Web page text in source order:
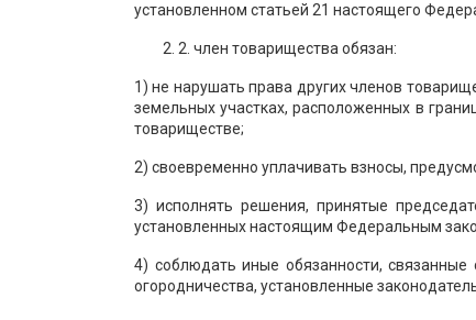
установленном статьей 21 настоящего
2. член товарищества обязан:
1) не нарушать права других членов
земельных участках, расположенных в
товариществе;
2) своевременно уплачивать взносы,
3) исполнять решения, принятые
установленных настоящим Федеральным
4) соблюдать иные обязанности, связанные
огородничества, установленные